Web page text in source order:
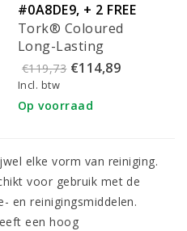
#0A8DE9, + 2 FREE
FILTERS
Tork® Coloured
Long-Lasting
reinigingsdoeken
(8x40st) - 194450
€119,73 €114,89
Incl. btw
Op voorraad
elke vorm van reiniging.
voor gebruik met de
en reinigingsmiddelen.
een hoog